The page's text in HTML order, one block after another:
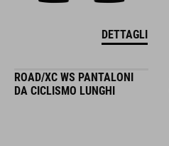
DETTAGLI
ROAD/XC WS PANTALONI
DA CICLISMO LUNGHI